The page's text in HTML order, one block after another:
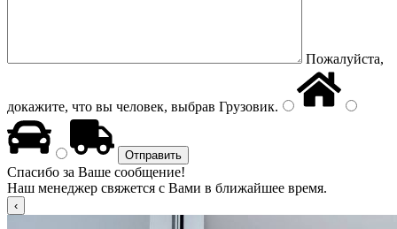
Пожалуйста,
докажите, что вы человек, выбрав Грузовик.
Спасибо за Ваше сообщение!
Наш менеджер свяжется с Вами в ближайшее время.